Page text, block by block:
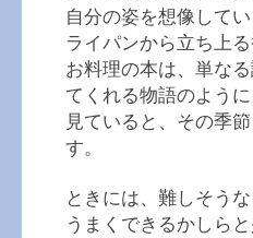
自分の姿を想像して
ライパンから立ち上
お料理の本は、単な
てくれる物語のよう
見ていると、その季
す。
ときには、難しそう
うまくできるかしら